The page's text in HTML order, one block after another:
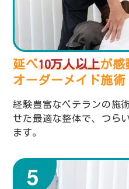
延べ10万人以上が感
オーダーメイド施術
経験豊富なベテランの施
せた最適な整体で、つら
ます。